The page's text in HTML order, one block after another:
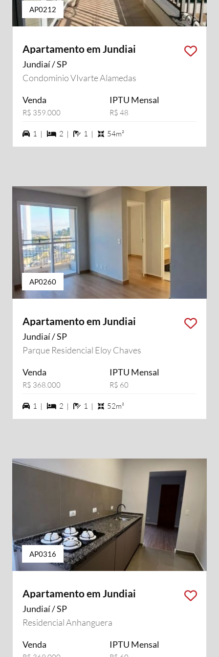
AP0212
Apartamento em Jundiai
Jundiaí / SP
Condomínio VIvarte Alamedas
Venda
R$ 359.000
IPTU Mensal
R$ 48
1 vagas na garagem
1 | 2 dormiórios
2 | 1 banheiros
1 | 54m²
AP0260
Apartamento em Jundiai
Jundiaí / SP
Parque Residencial Eloy Chaves
Venda
R$ 368.000
IPTU Mensal
R$ 60
1 vagas na garagem
1 | 2 dormiórios
2 | 1 banheiros
1 | 52m²
AP0316
Apartamento em Jundiai
Jundiaí / SP
Residencial Anhanguera
Venda IPTU Mensal